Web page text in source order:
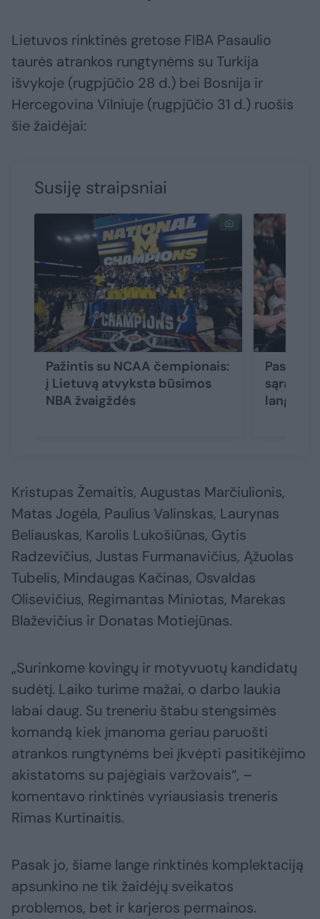
Lietuvos rinktinės gretose FIBA Pasaulio
taurės atrankos rungtynėms su Turkija
išvykoje (rugpjūčio 28 d.) bei Bosnija ir
Hercegovina Vilniuje (rugpjūčio 31 d.) ruošis
šie žaidėjai:
Susiję straipsniai
Pažintis su NCAA čempionais:
į Lietuvą atvyksta būsimos
NBA žvaigždės
sąrašas
langui
Kristupas Žemaitis, Augustas Marčiulionis,
Matas Jogėla, Paulius Valinskas, Laurynas
Beliauskas, Karolis Lukošiūnas, Gytis
Radzevičius, Justas Furmanavičius, Ąžuolas
Tubelis, Mindaugas Kačinas, Osvaldas
Olisevičius, Regimantas Miniotas, Marekas
Blaževičius ir Donatas Motiejūnas.
„Surinkome kovingų ir motyvuotų kandidatų
sudėtį. Laiko turime mažai, o darbo laukia
labai daug. Su treneriu štabu stengsimės
komandą kiek įmanoma geriau paruošti
atrankos rungtynėms bei įkvėpti pasitikėjimo
akistatoms su pajėgiais varžovais“, –
komentavo rinktinės vyriausiasis treneris
Rimas Kurtinaitis.
Pasak jo, šiame lange rinktinės komplektaciją
apsunkino ne tik žaidėjų sveikatos
problemos, bet ir karjeros permainos.